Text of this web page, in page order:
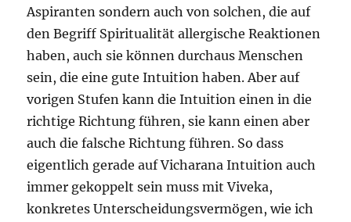
Aspiranten sondern auch von solchen, die auf
den Begriff Spiritualität allergische Reaktionen
haben, auch sie können durchaus Menschen
sein, die eine gute Intuition haben. Aber auf
vorigen Stufen kann die Intuition einen in die
richtige Richtung führen, sie kann einen aber
auch die falsche Richtung führen. So dass
eigentlich gerade auf Vicharana Intuition auch
immer gekoppelt sein muss mit Viveka,
konkretes Unterscheidungsvermögen, wie ich